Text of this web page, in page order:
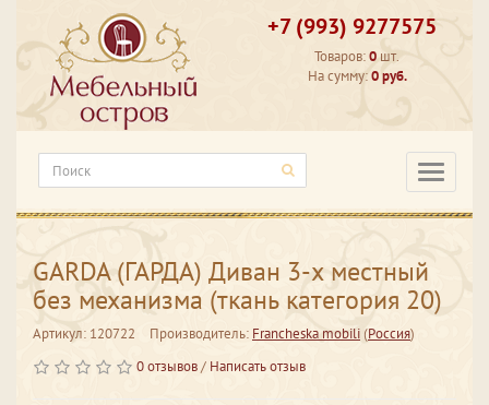
+7 (993) 9277575
Товаров:0 шт.
На сумму:0 руб.
GARDA (ГАРДА) Диван 3-х местный
без механизма (ткань категория 20)
Артикул: 120722 Производитель: Francheska mobili (Россия)
0 отзывов/ Написать отзыв